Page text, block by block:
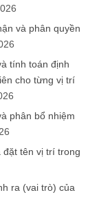
và phân quyền
tính toán định
cho từng vị trí
phân bổ nhiệm
đặt tên vị trí trong
ra (vai trò) của